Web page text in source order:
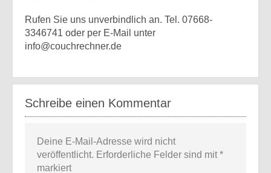
Rufen Sie uns unverbindlich an. Tel. 07668-
3346741 oder per E-Mail unter
info@couchrechner.de
Schreibe einen Kommentar
Deine E-Mail-Adresse wird nicht
veröffentlicht. Erforderliche Felder sind mit *
markiert